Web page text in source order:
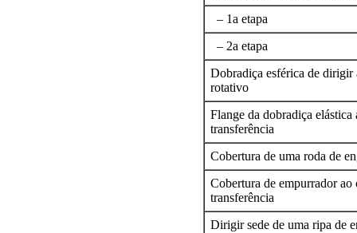
– 1a etapa
– 2a etapa
Dobradiça esférica de dirigir
rotativo
Flange da dobradiça elástica
transferência
Cobertura de uma roda de
Cobertura de empurrador ao
transferência
Dirigir sede de uma ripa de